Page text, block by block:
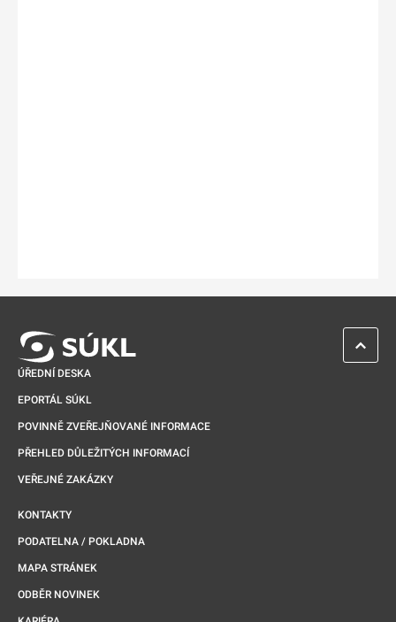
ÚŘEDNÍ DESKA
EPORTÁL SÚKL
POVINNĚ ZVEŘEJŇOVANÉ INFORMACE
PŘEHLED DŮLEŽITÝCH INFORMACÍ
VEŘEJNÉ ZAKÁZKY
KONTAKTY
PODATELNA / POKLADNA
MAPA STRÁNEK
ODBĚR NOVINEK
ZPĚT